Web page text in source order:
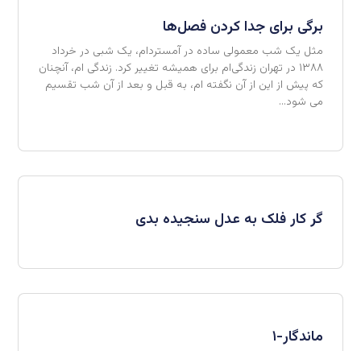
برگی برای جدا کردن فصل‌ها
مثل یک شب معمولی ساده در آمستردام، یک شبی در خرداد
۱۳۸۸ در تهران زندگی‌ام برای همیشه تغییر کرد. زندگی ام، آنچنان
که پیش از این از آن نگفته ام، به قبل و بعد از آن شب تقسیم
می شود…
گر کار فلک به عدل سنجیده بدی
ماندگار-۱